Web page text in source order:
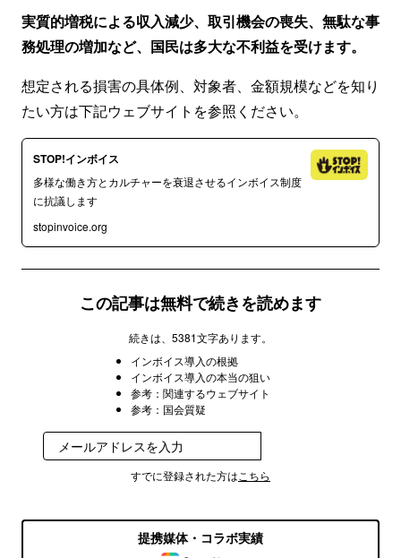
実質的増税による収入減少、取引機会の喪失、無駄な事
務処理の増加など、国民は多大な不利益を受けます。
想定される損害の具体例、対象者、金額規模などを知り
たい方は下記ウェブサイトを参照ください。
STOP!インボイス
多様な働き方とカルチャーを衰退させるインボイス制度
に抗議します
stopinvoice.org
この記事は無料で続きを読めます
続きは、5381文字あります。
インボイス導入の根拠
インボイス導入の本当の狙い
参考：関連するウェブサイト
参考：国会質疑
すでに登録された方は こちら
提携媒体・コラボ実績